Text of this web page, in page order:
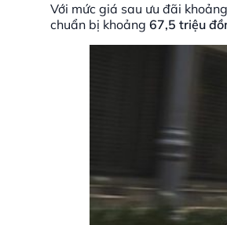
Với mức giá sau ưu đãi
chuẩn bị khoảng 67,5 triệu